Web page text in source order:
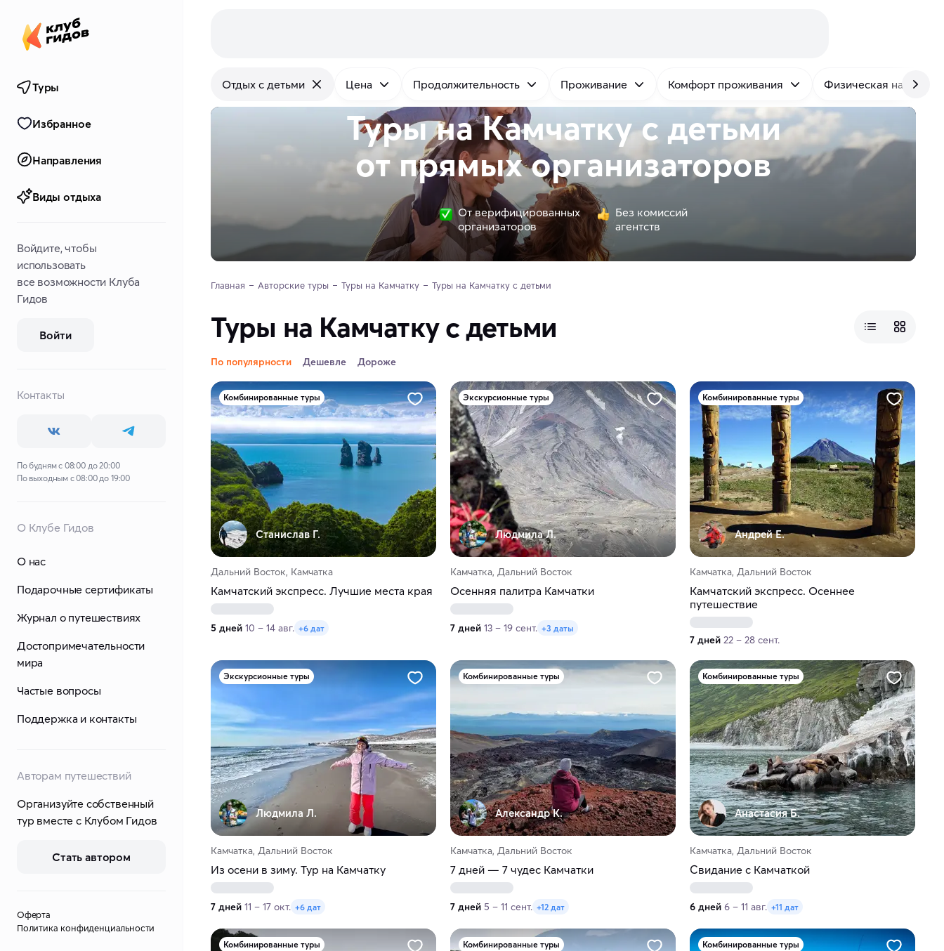
Туры
Избранное
Направления
Виды отдыха
Войдите, чтобы
использовать
все возможности Клуба
Гидов
Войти
Контакты
По будням с 08:00 до 20:00
По выходным с 08:00 до 19:00
О Клубе Гидов
О нас
Подарочные сертификаты
Журнал о путешествиях
Достопримечательности
мира
Частые вопросы
Поддержка и контакты
Авторам путешествий
Организуйте собственный
тур вместе с Клубом Гидов
Стать автором
Оферта
Политика конфиденциальности
Отдых с детьми Цена Продолжительность Проживание Комфорт проживания Физическая нагрузка
Туры на Камчатку с детьми
отпрямыхорганизаторов
От верифицированных
организаторов
Без комиссий
агентств
Главная Авторские туры Туры на Камчатку Туры на Камчатку с детьми
Туры на Камчатку с детьми
По популярности Дешевле Дороже
Комбинированные туры
Станислав Г.
Дальний Восток, Камчатка
Камчатский экспресс. Лучшие места края
5 дней 10 – 14 авг. +6 дат
Экскурсионные туры
Людмила Л.
Камчатка, Дальний Восток
Осенняя палитра Камчатки
7 дней 13 – 19 сент. +3 даты
Комбинированные туры
Андрей Е.
Камчатка, Дальний Восток
Камчатский экспресс. Осеннее
путешествие
7 дней 22 – 28 сент.
Экскурсионные туры
Людмила Л.
Камчатка, Дальний Восток
Из осени в зиму. Тур на Камчатку
7 дней 11 – 17 окт. +6 дат
Комбинированные туры
Александр К.
Камчатка, Дальний Восток
7 дней — 7 чудес Камчатки
7 дней 5 – 11 сент. +12 дат
Комбинированные туры
Анастасия Б.
Камчатка, Дальний Восток
Свидание с Камчаткой
6 дней 6 – 11 авг. +11 дат
Комбинированные туры Комбинированные туры Комбинированные туры